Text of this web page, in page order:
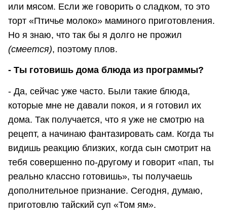
или мясом. Если же говорить о сладком, то это
торт «Птичье молоко» маминого приготовления.
Но я знаю, что так бы я долго не прожил
(смеется), поэтому плов.
- Ты готовишь дома блюда из программы?
- Да, сейчас уже часто. Были такие блюда,
которые мне не давали покоя, и я готовил их
дома. Так получается, что я уже не смотрю на
рецепт, а начинаю фантазировать сам. Когда ты
видишь реакцию близких, когда сын смотрит на
тебя совершенно по-другому и говорит «пап, ты
реально классно готовишь», ты получаешь
дополнительное признание. Сегодня, думаю,
приготовлю тайский суп «Том ям».